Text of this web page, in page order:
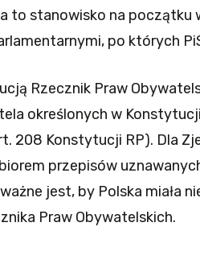
to stanowisko na początku
po których
Rzecznik Praw
określonych w
208 Konstytucji RP). Dla
przepisów
jest, by Polska miała
Praw Obywatelskich.